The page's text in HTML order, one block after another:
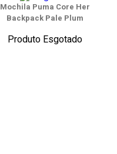
Mochila Puma Core Her
Backpack Pale Plum
Produto Esgotado